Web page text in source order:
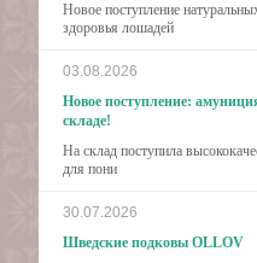
Новое поступление
здоровья лошадей
03.08.2026
Новое поступление:
складе!
На склад поступила
для пони
30.07.2026
Шведские подковы OLLOV